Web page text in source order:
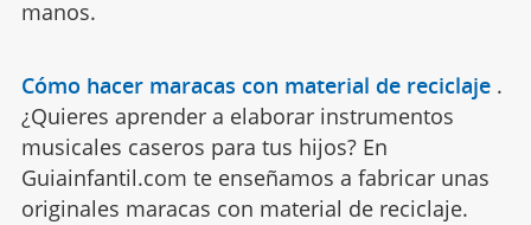
manos.
Cómo hacer maracas con material de reciclaje .
¿Quieres aprender a elaborar instrumentos
musicales caseros para tus hijos? En
Guiainfantil.com te enseñamos a fabricar unas
originales maracas con material de reciclaje.